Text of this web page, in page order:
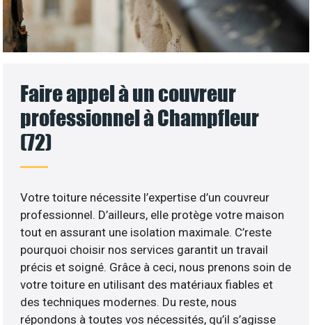
Faire appel à un couvreur
professionnel à Champfleur
(72)
Votre toiture nécessite l’expertise d’un couvreur
professionnel. D’ailleurs, elle protège votre maison
tout en assurant une isolation maximale. C’reste
pourquoi choisir nos services garantit un travail
précis et soigné. Grâce à ceci, nous prenons soin de
votre toiture en utilisant des matériaux fiables et
des techniques modernes. Du reste, nous
répondons à toutes vos nécessités, qu’il s’agisse